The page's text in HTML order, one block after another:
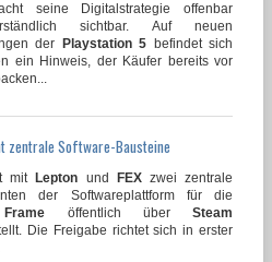
seine Digitalstrategie offenbar
sichtbar. Auf neuen
der
Playstation 5 befindet sich
ein Hinweis, der Käufer bereits vor
zentrale Software-Bausteine
mit Lepton und FEXzwei zentrale
der Softwareplattform für die
öffentlich über Steam
Die Freigabe richtet sich in erster